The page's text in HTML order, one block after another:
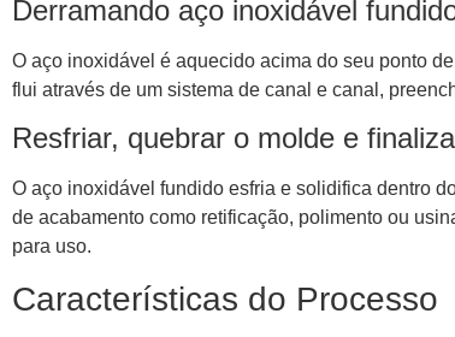
Derramando aço inoxidável
O aço inoxidável é aquecido acima do seu ponto
flui através de um sistema de canal e canal,
Resfriar, quebrar o molde e
O aço inoxidável fundido esfria e solidifica dentro
de acabamento como retificação, polimento ou
para uso.
Características do Processo